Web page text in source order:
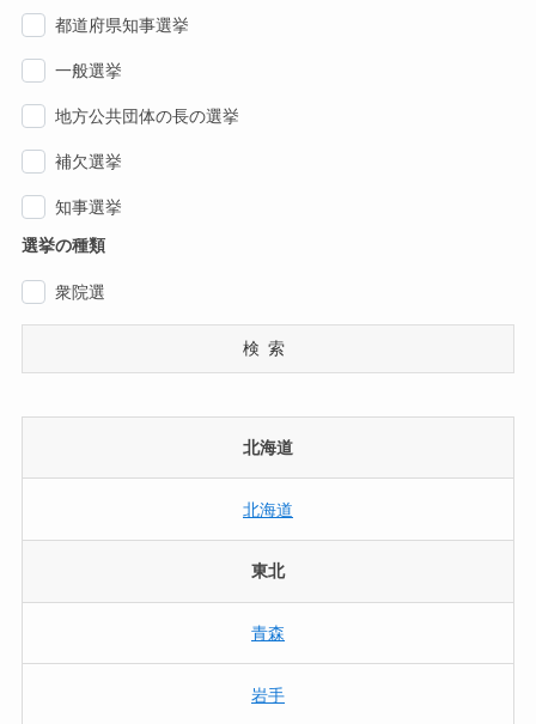
都道府県知事選挙
一般選挙
地方公共団体の長の選挙
補欠選挙
知事選挙
選挙の種類
衆院選
検索
北海道
北海道
東北
青森
岩手